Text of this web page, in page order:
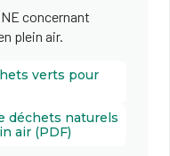
concernant
plein air.
verts pour
déchets naturels
air (PDF)